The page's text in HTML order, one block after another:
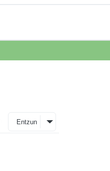
Entzun